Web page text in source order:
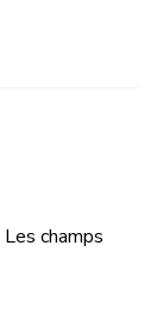
Les champs